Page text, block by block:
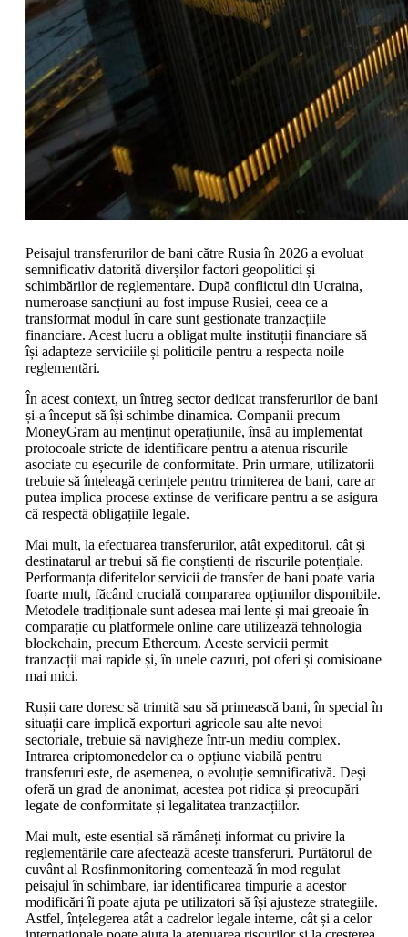
Peisajul transferurilor de bani către Rusia în 2026 a evoluat
semnificativ datorită diverșilor factori geopolitici și
schimbărilor de reglementare. După conflictul din Ucraina,
numeroase sancțiuni au fost impuse Rusiei, ceea ce a
transformat modul în care sunt gestionate tranzacțiile
financiare. Acest lucru a obligat multe instituții financiare să
își adapteze serviciile și politicile pentru a respecta noile
reglementări.
În acest context, un întreg sector dedicat transferurilor de bani
și-a început să își schimbe dinamica. Companii precum
MoneyGram au menținut operațiunile, însă au implementat
protocoale stricte de identificare pentru a atenua riscurile
asociate cu eșecurile de conformitate. Prin urmare, utilizatorii
trebuie să înțeleagă cerințele pentru trimiterea de bani, care ar
putea implica procese extinse de verificare pentru a se asigura
că respectă obligațiile legale.
Mai mult, la efectuarea transferurilor, atât expeditorul, cât și
destinatarul ar trebui să fie conștienți de riscurile potențiale.
Performanța diferitelor servicii de transfer de bani poate varia
foarte mult, făcând crucială compararea opțiunilor disponibile.
Metodele tradiționale sunt adesea mai lente și mai greoaie în
comparație cu platformele online care utilizează tehnologia
blockchain, precum Ethereum. Aceste servicii permit
tranzacții mai rapide și, în unele cazuri, pot oferi și comisioane
mai mici.
Rușii care doresc să trimită sau să primească bani, în special în
situații care implică exporturi agricole sau alte nevoi
sectoriale, trebuie să navigheze într-un mediu complex.
Intrarea criptomonedelor ca o opțiune viabilă pentru
transferuri este, de asemenea, o evoluție semnificativă. Deși
oferă un grad de anonimat, acestea pot ridica și preocupări
legate de conformitate și legalitatea tranzacțiilor.
Mai mult, este esențial să rămâneți informat cu privire la
reglementările care afectează aceste transferuri. Purtătorul de
cuvânt al Rosfinmonitoring comentează în mod regulat
peisajul în schimbare, iar identificarea timpurie a acestor
modificări îi poate ajuta pe utilizatori să își ajusteze strategiile.
Astfel, înțelegerea atât a cadrelor legale interne, cât și a celor